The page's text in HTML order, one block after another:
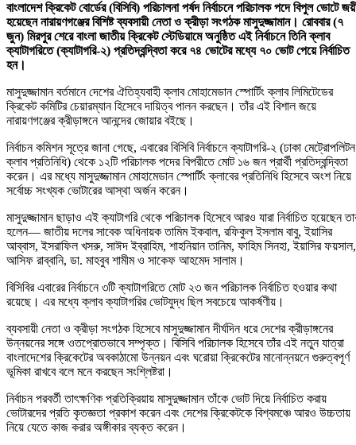
বাংলাদেশ ক্রিকেট বোর্ডের (বিসিবি) পরিচালনা পর্ষদ নির্বাচনে পরিচালক পদে বিপুল ভোটে
হয়েছেন নারায়ণগঞ্জের বিশিষ্ট ব্যবসায়ী নেতা ও ক্রীড়া সংগঠক মাসুদুজ্জামান। রোববার (৭
জুন) মিরপুর শেরে বাংলা জাতীয় ক্রিকেট স্টেডিয়ামে অনুষ্ঠিত এই নির্বাচনে তিনি ক্লাব
ক্যাটাগরিতে (ক্যাটাগরি-২) প্রতিদ্বন্দ্বিতা করে ৭৪ ভোটের মধ্যে ৭০ ভোট পেয়ে নির্বাচিত
হন।
মাসুদুজ্জামান বর্তমানে দেশের ঐতিহ্যবাহী ক্লাব মোহামেডান স্পোর্টিং ক্লাব লিমিটেডের
ক্রিকেট কমিটির চেয়ারম্যান হিসেবে দায়িত্ব পালন করছেন। তাঁর এই বিশাল জয়ে
নারায়ণগঞ্জের ক্রীড়াঙ্গনে আনন্দের জোয়ার বইছে।
নির্বাচন কমিশন সূত্রে জানা গেছে, এবারের বিসিবি নির্বাচনে ক্যাটাগরি-২ (ঢাকা মেট্রোপলিটন
ক্লাব প্রতিনিধি) থেকে ১২টি পরিচালক পদের বিপরীতে মোট ১৬ জন প্রার্থী প্রতিদ্বন্দ্বিতা
করেন। এর মধ্যে মাসুদুজ্জামান মোহামেডান স্পোর্টিং ক্লাবের প্রতিনিধি হিসেবে অংশ নিয়ে
সর্বোচ্চ সংখ্যক ভোটারের আস্থা অর্জন করেন।
মাসুদুজ্জামান ছাড়াও এই ক্যাটাগরি থেকে পরিচালক হিসেবে আরও যারা নির্বাচিত হয়েছেন
হলেন— জাতীয় দলের সাবেক অধিনায়ক তামিম ইকবাল, রফিকুল ইসলাম বাবু, ইয়াসির
আব্বাস, ইসরাফিল খসরু, সাঈদ ইব্রাহিম, শাহনিয়ান তানিম, ফাহিম সিনহা, ইয়াসির ফয়সাল,
আসিফ রাব্বানি, ডা. মাহবুব শামীম ও সাকেফ আহমেদ সালাম।
বিসিবির এবারের নির্বাচনে ৩টি ক্যাটাগরিতে মোট ২৩ জন পরিচালক নির্বাচিত হওয়ার কথা
রয়েছে। এর মধ্যে ক্লাব ক্যাটাগরির ভোটযুদ্ধ ছিল সবচেয়ে আকর্ষণীয়।
ব্যবসায়ী নেতা ও ক্রীড়া সংগঠক হিসেবে মাসুদুজ্জামান দীর্ঘদিন ধরে দেশের ক্রীড়াঙ্গনের
উন্নয়নের সঙ্গে ওতপ্রোতভাবে সম্পৃক্ত। বিসিবি পরিচালক হিসেবে তাঁর এই নতুন যাত্রা
বাংলাদেশের ক্রিকেটের অবকাঠামো উন্নয়ন এবং ঘরোয়া ক্রিকেটের মানোন্নয়নে গুরুত্বপূর্ণ
ভূমিকা রাখবে বলে মনে করছেন সংশ্লিষ্টরা।
নির্বাচন পরবর্তী তাৎক্ষণিক প্রতিক্রিয়ায় মাসুদুজ্জামান তাঁকে ভোট দিয়ে নির্বাচিত করায়
ভোটারদের প্রতি কৃতজ্ঞতা প্রকাশ করেন এবং দেশের ক্রিকেটকে বিশ্বমঞ্চে আরও উচ্চতায়
নিয়ে যেতে কাজ করার অঙ্গীকার ব্যক্ত করেন।